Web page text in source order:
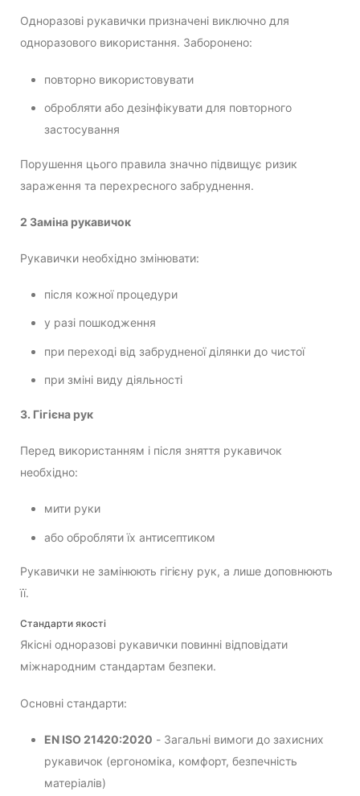
Одноразові рукавички призначені виключно для
одноразового використання. Заборонено:
повторно використовувати
обробляти або дезінфікувати для повторного
застосування
Порушення цього правила значно підвищує ризик
зараження та перехресного забруднення.
2 Заміна рукавичок
Рукавички необхідно змінювати:
після кожної процедури
у разі пошкодження
при переході від забрудненої ділянки до чистої
при зміні виду діяльності
3. Гігієна рук
Перед використанням і після зняття рукавичок
необхідно:
мити руки
або обробляти їх антисептиком
Рукавички не замінюють гігієну рук, а лише доповнюють
її.
Стандарти якості
Якісні одноразові рукавички повинні відповідати
міжнародним стандартам безпеки.
Основні стандарти:
EN ISO 21420:2020 - Загальні вимоги до захисних
рукавичок (ергономіка, комфорт, безпечність
матеріалів)